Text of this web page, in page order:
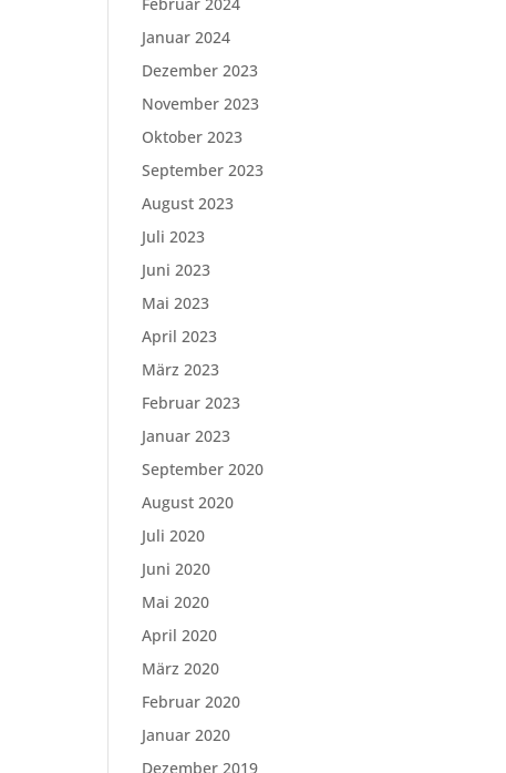
Januar 2024
Dezember 2023
November 2023
Oktober 2023
September 2023
August 2023
Juli 2023
Juni 2023
Mai 2023
April 2023
März 2023
Februar 2023
Januar 2023
September 2020
August 2020
Juli 2020
Juni 2020
Mai 2020
April 2020
März 2020
Februar 2020
Januar 2020
Dezember 2019